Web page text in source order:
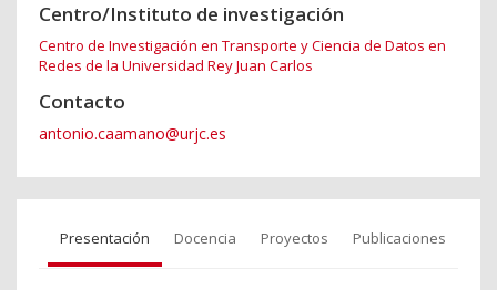
Centro/Instituto de investigación
Centro de Investigación en Transporte y Ciencia de Datos en
Redes de la Universidad Rey Juan Carlos
Contacto
antonio.caamano@urjc.es
Presentación Docencia Proyectos Publicaciones